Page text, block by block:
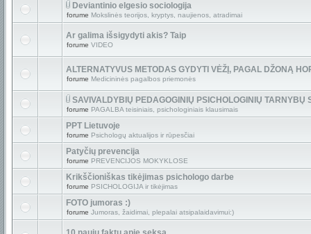
Deviantinio elgesio sociologija
forume Mokslinės teorijos, kryptys, naujienos, atradimai
Ar galima išsigydyti akis? Taip
forume VIDEO
ALTERNATYVUS METODAS GYDYTI VĖŽĮ, PAGAL DŽONĄ
forume Medicininės pagalbos priemonės
SAVIVALDYBIŲ PEDAGOGINIŲ PSICHOLOGINIŲ TARNYBŲ
forume PAGALBA teisiniais, psichologiniais klausimais
PPT Lietuvoje
forume Psichologų aktualijos ir rūpesčiai
Patyčių prevencija
forume PREVENCIJOS MOKYKLOSE
Krikščioniškas tikėjimas psichologo darbe
forume PSICHOLOGIJA ir tikėjimas
FOTO jumoras :)
forume Jumoras, žaidimai, plepalai atsipalaidavimui:)